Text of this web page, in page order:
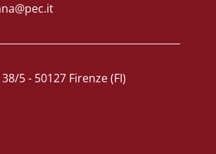
5 - 50127 Firenze (FI)